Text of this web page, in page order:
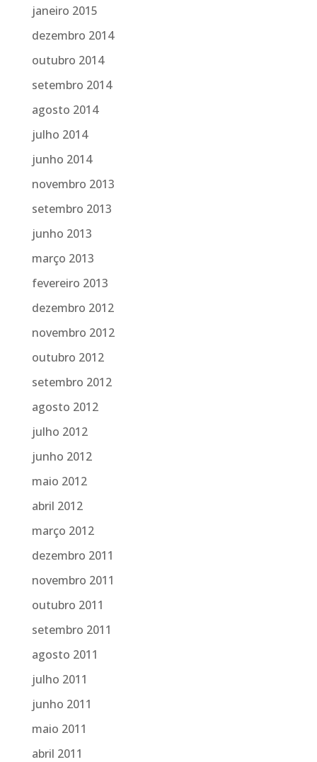
janeiro 2015
dezembro 2014
outubro 2014
setembro 2014
agosto 2014
julho 2014
junho 2014
novembro 2013
setembro 2013
junho 2013
março 2013
fevereiro 2013
dezembro 2012
novembro 2012
outubro 2012
setembro 2012
agosto 2012
julho 2012
junho 2012
maio 2012
abril 2012
março 2012
dezembro 2011
novembro 2011
outubro 2011
setembro 2011
agosto 2011
julho 2011
junho 2011
maio 2011
abril 2011